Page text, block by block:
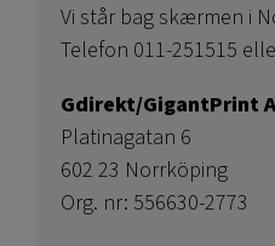
Vi står bag skærmen i
Telefon 011-251515
Gdirekt/GigantPrint
Platinagatan 6
602 23 Norrköping
Org. nr: 556630-2773